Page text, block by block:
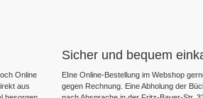
Online
aus
Sicher und bequem
EIne Online-Bestellung im Webshop
gegen Rechnung. Eine Abholung der